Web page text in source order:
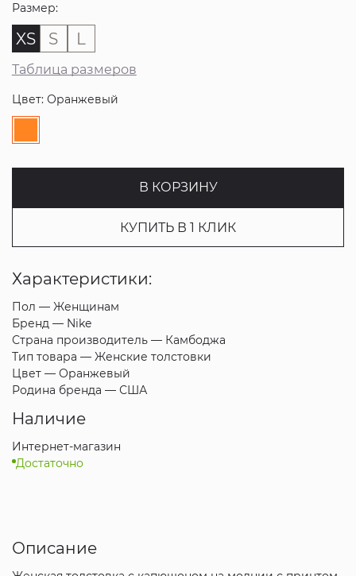
Размер:
XS S L
Таблица размеров
Цвет: Оранжевый
В КОРЗИНУ
КУПИТЬ В 1 КЛИК
Характеристики:
Пол — Женщинам
Бренд — Nike
Страна производитель — Камбоджа
Тип товара — Женские толстовки
Цвет — Оранжевый
Родина бренда — США
Наличие
Интернет-магазин
Достаточно
Описание